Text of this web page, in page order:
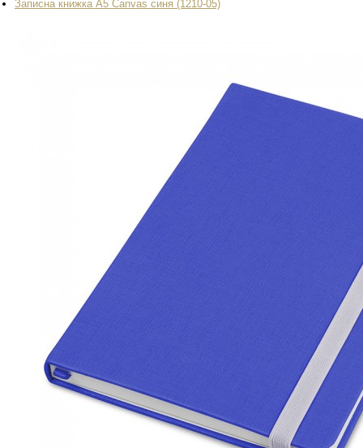
Записна книжка А5 Canvas синя (1210-05)